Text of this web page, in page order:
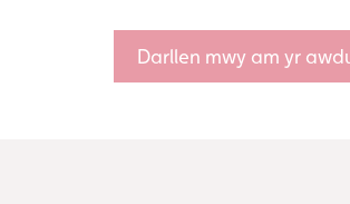
Darllen mwy am yr